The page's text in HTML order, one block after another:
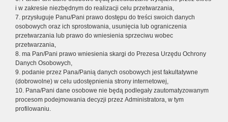
i w zakresie niezbędnym do realizacji celu przetwarzania,
7. przysługuje Panu/Pani prawo dostępu do treści swoich danych
osobowych oraz ich sprostowania, usunięcia lub ograniczenia
przetwarzania lub prawo do wniesienia sprzeciwu wobec
przetwarzania,
8. ma Pan/Pani prawo wniesienia skargi do Prezesa Urzędu Ochrony
Danych Osobowych,
9. podanie przez Pana/Panią danych osobowych jest fakultatywne
(dobrowolne) w celu udostępnienia strony internetowej,
10. Pana/Pani dane osobowe nie będą podlegały zautomatyzowanym
procesom podejmowania decyzji przez Administratora, w tym
profilowaniu.